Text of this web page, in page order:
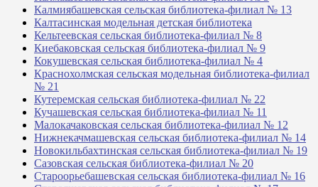
Калмиябашевская сельская библиотека-филиал № 13
Калтасинская модельная детская библиотека
Кельтеевская сельская библиотека-филиал № 8
Киебаковская сельская библиотека-филиал № 9
Кокушевская сельская библиотека-филиал № 4
Краснохолмская сельская модельная библиотека-филиал
№ 21
Кутеремская сельская библиотека-филиал № 22
Кучашевская сельская библиотека-филиал № 11
Малокачаковская сельская библиотека-филиал № 12
Нижнекачмашевская сельская библиотека-филиал № 14
Новокильбахтинская сельская библиотека-филиал № 19
Сазовская сельская библиотека-филиал № 20
Староорьебашевская сельская библиотека-филиал № 16